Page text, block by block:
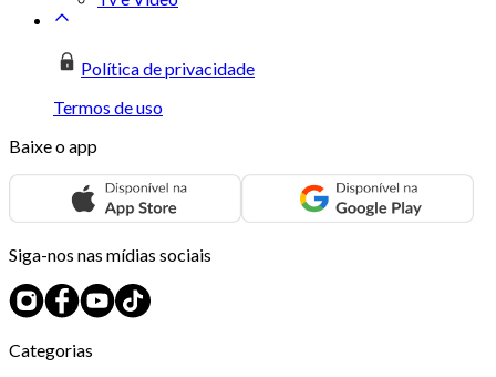
Política de privacidade
Termos de uso
Baixe o app
Siga-nos nas mídias sociais
Categorias